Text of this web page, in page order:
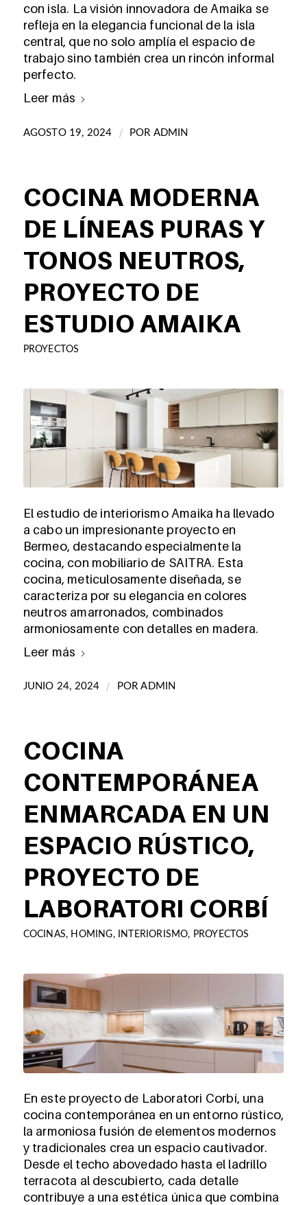
con isla. La visión innovadora de Amaika se
refleja en la elegancia funcional de la isla
central, que no solo amplía el espacio de
trabajo sino también crea un rincón informal
perfecto.
Leer más
AGOSTO 19, 2024 / POR ADMIN
COCINA MODERNA
DE LÍNEAS PURAS Y
TONOS NEUTROS,
PROYECTO DE
ESTUDIO AMAIKA
PROYECTOS
El estudio de interiorismo Amaika ha llevado
a cabo un impresionante proyecto en
Bermeo, destacando especialmente la
cocina, con mobiliario de SAITRA. Esta
cocina, meticulosamente diseñada, se
caracteriza por su elegancia en colores
neutros amarronados, combinados
armoniosamente con detalles en madera.
Leer más
JUNIO 24, 2024 / PORADMIN
COCINA
CONTEMPORÁNEA
ENMARCADA EN UN
ESPACIO RÚSTICO,
PROYECTO DE
LABORATORI CORBÍ
COCINAS, HOMING, INTERIORISMO, PROYECTOS
En este proyecto de Laboratori Corbí, una
cocina contemporánea en un entorno rústico,
la armoniosa fusión de elementos modernos
y tradicionales crea un espacio cautivador.
Desde el techo abovedado hasta el ladrillo
terracota al descubierto, cada detalle
contribuye a una estética única que combina